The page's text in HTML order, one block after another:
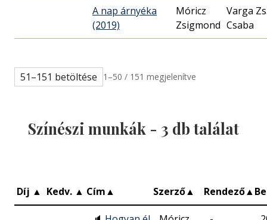
A nap árnyéka
(2019)
Móricz
Zsigmond
Varga
Csaba
51–151 betöltése 1–50 / 151 megjelenítve
Színészi munkák - 3 db találat
Díj ▲ Kedv. ▲ Cím▲ Szerző▲ Rendező▲